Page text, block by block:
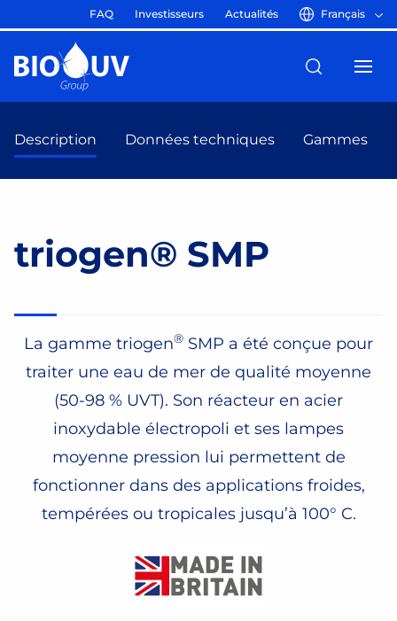
FAQ Investisseurs Actualités Français
Description Données techniques Gammes
triogen® SMP
La gamme triogen® SMP a été conçue pour
traiter une eau de mer de qualité moyenne
(50-98 % UVT). Son réacteur en acier
inoxydable électropoli et ses lampes
moyenne pression lui permettent de
fonctionner dans des applications froides,
tempérées ou tropicales jusqu’à 100° C.